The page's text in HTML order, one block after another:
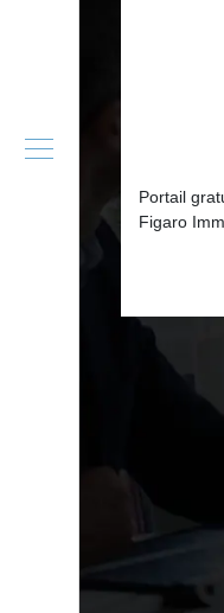
Portail
Figaro